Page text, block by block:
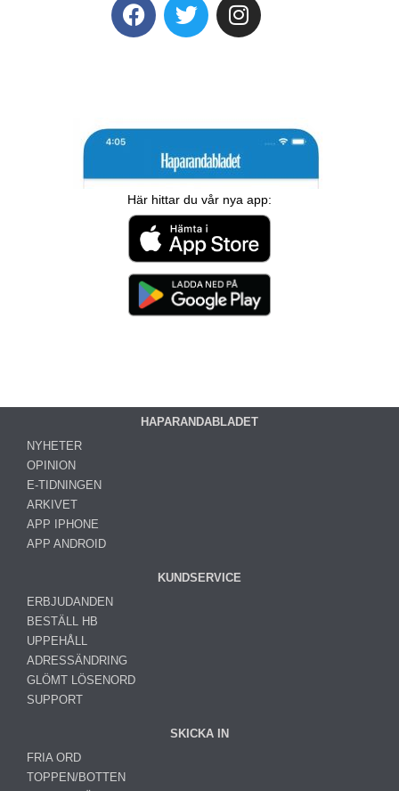
Här hittar du vår nya app:
HAPARANDABLADET
NYHETER
OPINION
E-TIDNINGEN
ARKIVET
APP IPHONE
APP ANDROID
KUNDSERVICE
ERBJUDANDEN
BESTÄLL HB
UPPEHÅLL
ADRESSÄNDRING
GLÖMT LÖSENORD
SUPPORT
SKICKA IN
FRIA ORD
TOPPEN/BOTTEN